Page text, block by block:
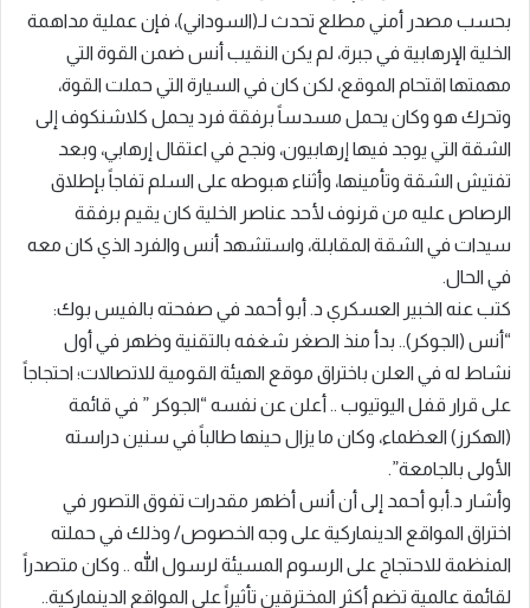
بحسب مصدر أمني مطلع تحدث لـ(السوداني)، فإن عملية مداهمة
الخلية الإرهابية في جبرة، لم يكن النقيب أنس ضمن القوة التي
مهمتها اقتحام الموقع، لكن كان في السيارة التي حملت القوة،
وتحرك هو وكان يحمل مسدساً برفقة فرد يحمل كلاشنكوف إلى
الشقة التي يوجد فيها إرهابيون، ونجح في اعتقال إرهابي، وبعد
تفتيش الشقة وتأمينها، وأثناء هبوطه على السلم تفاجاً بإطلاق
الرصاص عليه من قرنوف لأحد عناصر الخلية كان يقيم برفقة
سيدات في الشقة المقابلة، واستشهد أنس والفرد الذي كان معه
في الحال.
كتب عنه الخبير العسكري د. أبو أحمد في صفحته بالفيس بوك:
“أنس (الجوكر).. بدأ منذ الصغر شغفه بالتقنية وظهر في أول
نشاط له في العلن باختراق موقع الهيئة القومية للاتصالات؛ احتجاجاً
على قرار قفل اليوتيوب .. أعلن عن نفسه “الجوكر ” في قائمة
(الهكرز) العظماء، وكان ما يزال حينها طالباً في سنين دراسته
الأولى بالجامعة”.
وأشار د.أبو أحمد إلى أن أنس أظهر مقدرات تفوق التصور في
اختراق المواقع الدينماركية على وجه الخصوص/ وذلك في حملته
المنظمة للاحتجاج على الرسوم المسيئة لرسول الله .. وكان متصدراً
لقائمة عالمية تضم أكثر المخترقين تأثيراً على المواقع الدينماركية..